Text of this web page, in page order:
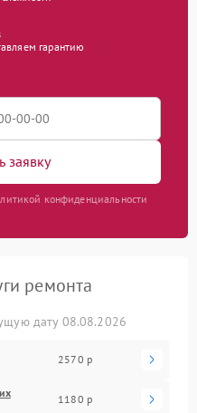
гарантию
заявку
конфиденциальности
ремонта
дату 08.08.2026
2570 р
1180 р